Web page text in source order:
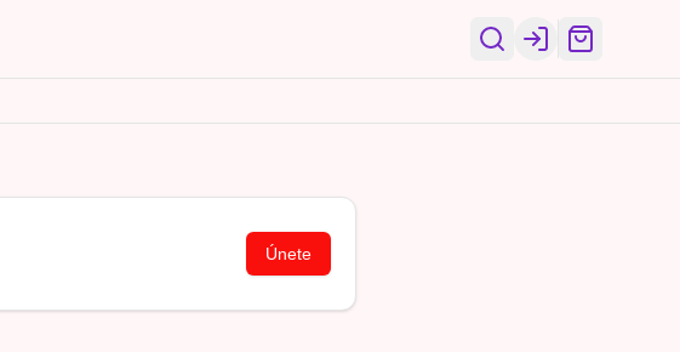
Login
Únete